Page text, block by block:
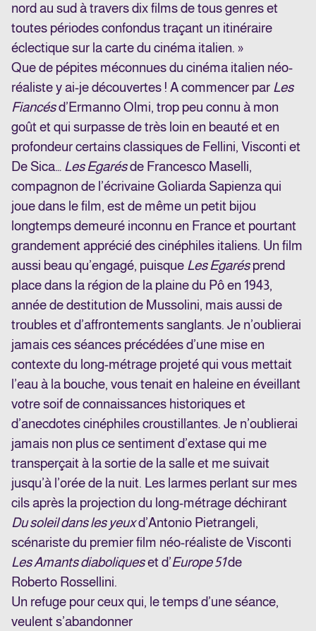
nord au sud à travers dix films de tous genres et
toutes périodes confondus traçant un itinéraire
éclectique sur la carte du cinéma italien. »
Que de pépites méconnues du cinéma italien néo-
réaliste y ai-je découvertes ! A commencer par Les
Fiancésd’Ermanno Olmi, trop peu connu à mon
goût et qui surpasse de très loin en beauté et en
profondeur certains classiques de Fellini, Visconti et
De Sica… Les Egarésde Francesco Maselli,
compagnon de l’écrivaine Goliarda Sapienza qui
joue dans le film, est de même un petit bijou
longtemps demeuré inconnu en France et pourtant
grandement apprécié des cinéphiles italiens. Un film
aussi beau qu’engagé, puisque Les Egarésprend
place dans la région de la plaine du Pô en 1943,
année de destitution de Mussolini, mais aussi de
troubles et d’affrontements sanglants. Je n’oublierai
jamais ces séances précédées d’une mise en
contexte du long-métrage projeté qui vous mettait
l’eau à la bouche, vous tenait en haleine en éveillant
votre soif de connaissances historiques et
d’anecdotes cinéphiles croustillantes. Je n’oublierai
jamais non plus ce sentiment d’extase qui me
transperçait à la sortie de la salle et me suivait
jusqu’à l’orée de la nuit. Les larmes perlant sur mes
cils après la projection du long-métrage déchirant
Du soleil dans les yeuxd’Antonio Pietrangeli,
scénariste du premier film néo-réaliste de Visconti
Les Amants diaboliqueset d’Europe 51de
Roberto Rossellini.
Un refuge pour ceux qui, le temps d’une séance,
veulent s’abandonner